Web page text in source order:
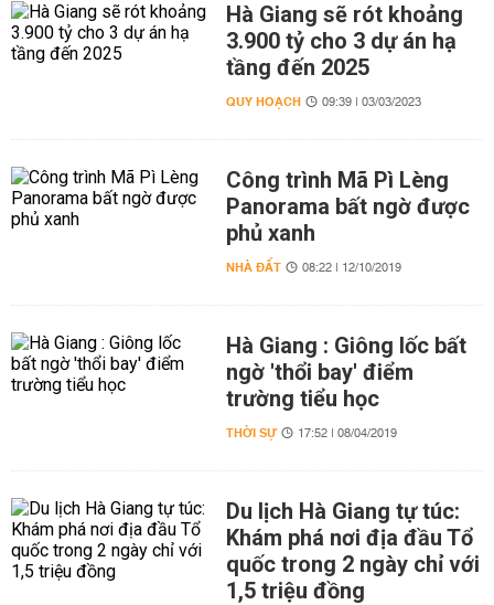
Hà Giang sẽ rót khoảng
3.900 tỷ cho 3 dự án hạ
tầng đến 2025
QUY HOẠCH 09:39 | 03/03/2023
Công trình Mã Pì Lèng
Panorama bất ngờ được
phủ xanh
NHÀ ĐẤT 08:22 | 12/10/2019
Hà Giang : Giông lốc bất
ngờ 'thổi bay' điểm
trường tiểu học
THỜI SỰ 17:52 | 08/04/2019
Du lịch Hà Giang tự túc:
Khám phá nơi địa đầu Tổ
quốc trong 2 ngày chỉ với
1,5 triệu đồng